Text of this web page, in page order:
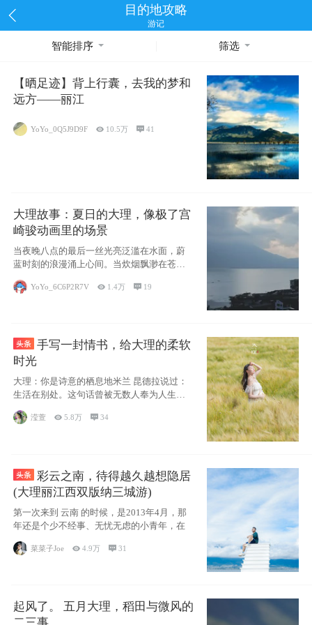
目的地攻略
游记
智能排序 筛选
【晒足迹】背上行囊，去我的梦和
远方——丽江
YoYo_0Q5J9D9F  10.5万 41
大理故事：夏日的大理，像极了宫
崎骏动画里的场景
当夜晚八点的最后一丝光亮泛滥在水面，蔚
蓝时刻的浪漫涌上心间。当炊烟飘渺在苍山
YoYo_6C6P2R7V  1.4万  19
手写一封情书，给大理的柔软
时光
大理：你是诗意的栖息地米兰 昆德拉说过：
生活在别处。这句话曾被无数人奉为人生信
条，并
滢萱 5.8万 34
彩云之南，待得越久越想隐居
(大理丽江西双版纳三城游)
第一次来到 云南 的时候，是2013年4月，那
年还是个少不经事、无忧无虑的小青年，在
菜菜子Joe 4.9万  31
起风了。 五月大理，稻田与微风的